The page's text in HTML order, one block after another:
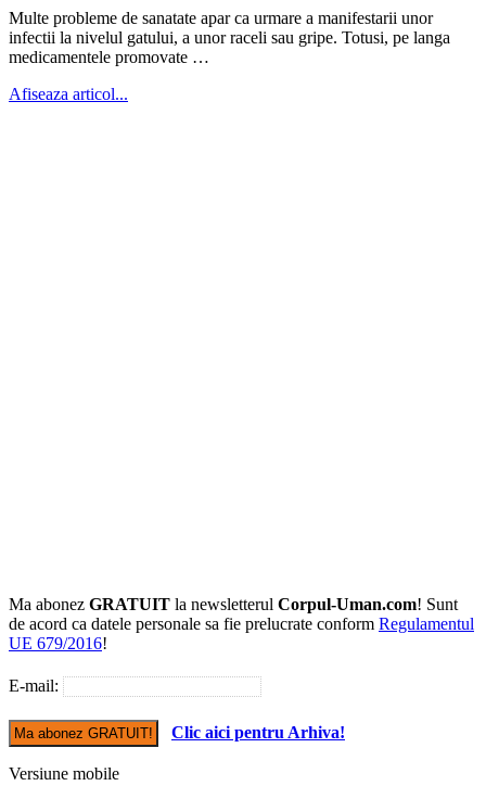
Multe probleme de sanatate apar ca urmare a manifestarii unor
infectii la nivelul gatului, a unor raceli sau gripe. Totusi, pe langa
medicamentele promovate …
Afiseaza articol...
Ma abonez GRATUIT la newsletterul Corpul-Uman.com! Sunt
de acord ca datele personale sa fie prelucrate conform Regulamentul
UE 679/2016!
E-mail:
Clic aici pentru Arhiva!
Versiune mobile